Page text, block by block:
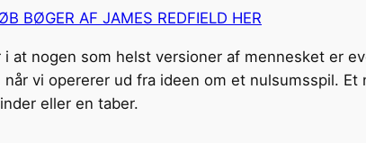
BØGER AF JAMES REDFIELD HER
at nogen som helst versioner af mennesket er
vi opererer ud fra ideen om et nulsumsspil. Et
eller en taber.